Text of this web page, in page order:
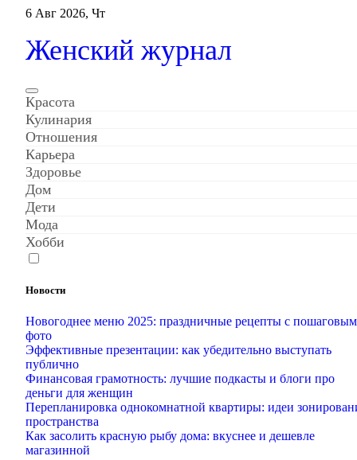
Перейти
содержанию
6 Авг 2026, Чт
Женский журнал
Красота
Кулинария
Отношения
Карьера
Здоровье
Дом
Дети
Мода
Хобби
Новости
Новогоднее меню 2025: праздничные рецепты с
фото
Эффективные презентации: как убедительно выступать
публично
Финансовая грамотность: лучшие подкасты и блоги про
деньги для женщин
Перепланировка однокомнатной квартиры: идеи
пространства
Как засолить красную рыбу дома: вкуснее и дешевле
магазинной